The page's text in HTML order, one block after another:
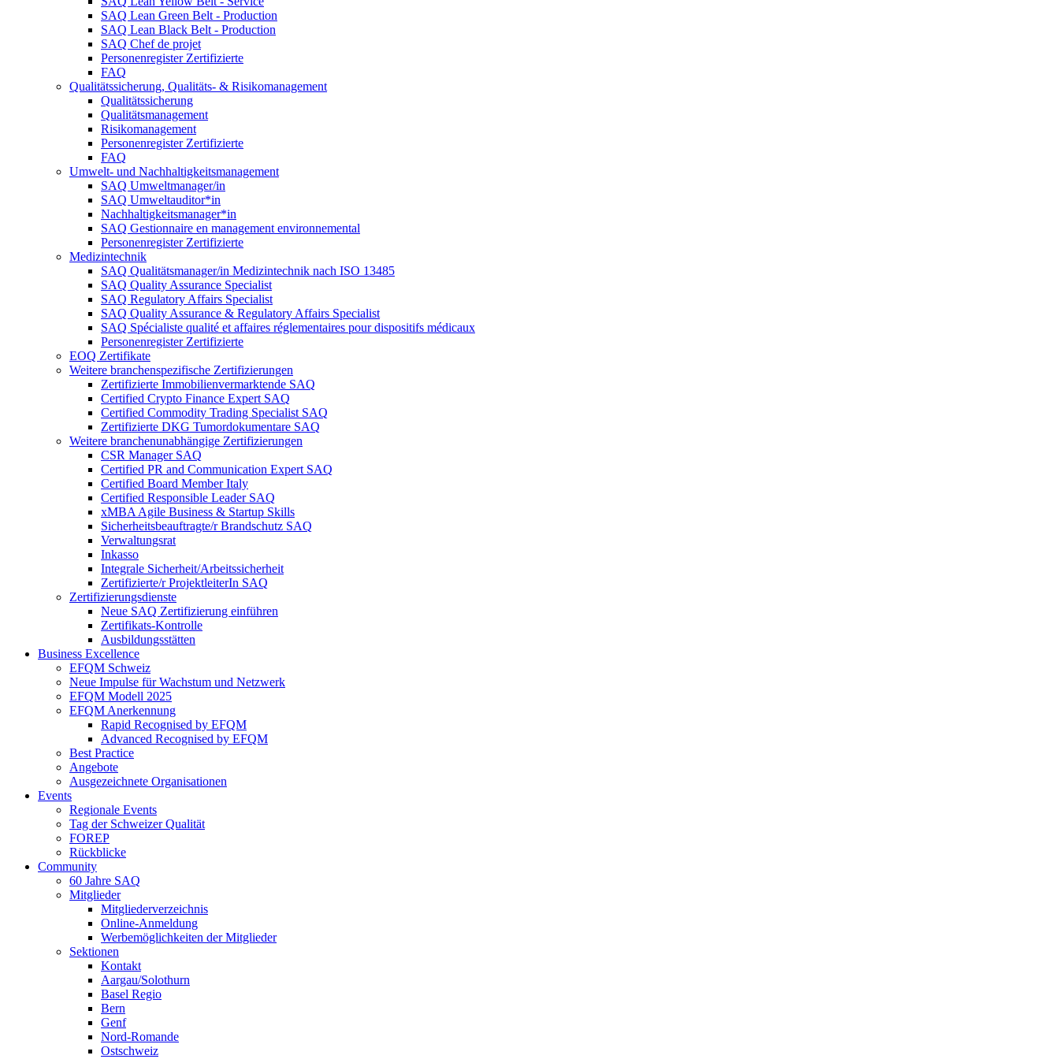
SAQ Lean Green Belt - Production
SAQ Lean Black Belt - Production
SAQ Chef de projet
Personenregister Zertifizierte
FAQ
Qualitätssicherung, Qualitäts- & Risikomanagement
Qualitätssicherung
Qualitätsmanagement
Risikomanagement
Personenregister Zertifizierte
FAQ
Umwelt- und Nachhaltigkeitsmanagement
SAQ Umweltmanager/in
SAQ Umweltauditor*in
Nachhaltigkeitsmanager*in
SAQ Gestionnaire en management environnemental
Personenregister Zertifizierte
Medizintechnik
SAQ Qualitätsmanager/in Medizintechnik nach ISO 13485
SAQ Quality Assurance Specialist
SAQ Regulatory Affairs Specialist
SAQ Quality Assurance & Regulatory Affairs Specialist
SAQ Spécialiste qualité et affaires réglementaires pour dispositifs médicaux
Personenregister Zertifizierte
EOQ Zertifikate
Weitere branchenspezifische Zertifizierungen
Zertifizierte Immobilienvermarktende SAQ
Certified Crypto Finance Expert SAQ
Certified Commodity Trading Specialist SAQ
Zertifizierte DKG Tumordokumentare SAQ
Weitere branchenunabhängige Zertifizierungen
CSR Manager SAQ
Certified PR and Communication Expert SAQ
Certified Board Member Italy
Certified Responsible Leader SAQ
xMBA Agile Business & Startup Skills
Sicherheitsbeauftragte/​r Brandschutz SAQ
Verwaltungsrat
Inkasso
Integrale Sicherheit/Arbeitssicherheit
Zertifizierte/r ProjektleiterIn SAQ
Zertifizierungsdienste
Neue SAQ Zertifizierung einführen
Zertifikats-Kontrolle
Ausbildungsstätten
Business Excellence
EFQM Schweiz
Neue Impulse für Wachstum und Netzwerk
EFQM Modell 2025
EFQM Anerkennung
Rapid Recognised by EFQM
Advanced Recognised by EFQM
Best Practice
Angebote
Ausgezeichnete Organisationen
Events
Regionale Events
Tag der Schweizer Qualität
FOREP
Rückblicke
Community
60 Jahre SAQ
Mitglieder
Mitgliederverzeichnis
Online-Anmeldung
Werbemöglichkeiten der Mitglieder
Sektionen
Kontakt
Aargau/Solothurn
Basel Regio
Bern
Genf
Nord-Romande
Ostschweiz